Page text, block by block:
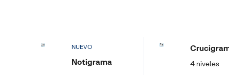
NUEVO
Notigrama 4 niveles